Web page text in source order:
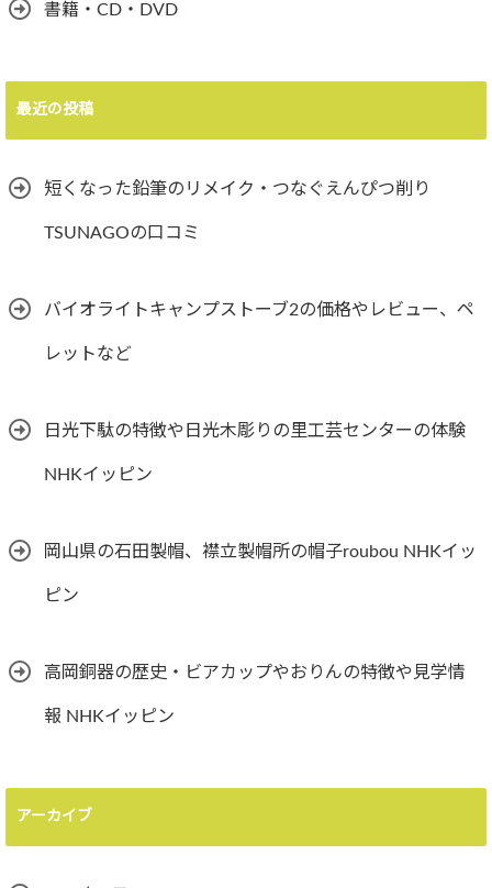
書籍・CD・DVD
最近の投稿
短くなった鉛筆のリメイク・つなぐえんぴつ削り
TSUNAGOの口コミ
バイオライトキャンプストーブ2の価格やレビュー、ペ
レットなど
日光下駄の特徴や日光木彫りの里工芸センターの体験
NHKイッピン
岡山県の石田製帽、襟立製帽所の帽子roubou NHKイッ
ピン
高岡銅器の歴史・ビアカップやおりんの特徴や見学情
報 NHKイッピン
アーカイブ